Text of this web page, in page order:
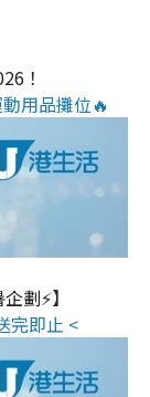
！
用品攤位🔥
劃⚡】
完即止 <